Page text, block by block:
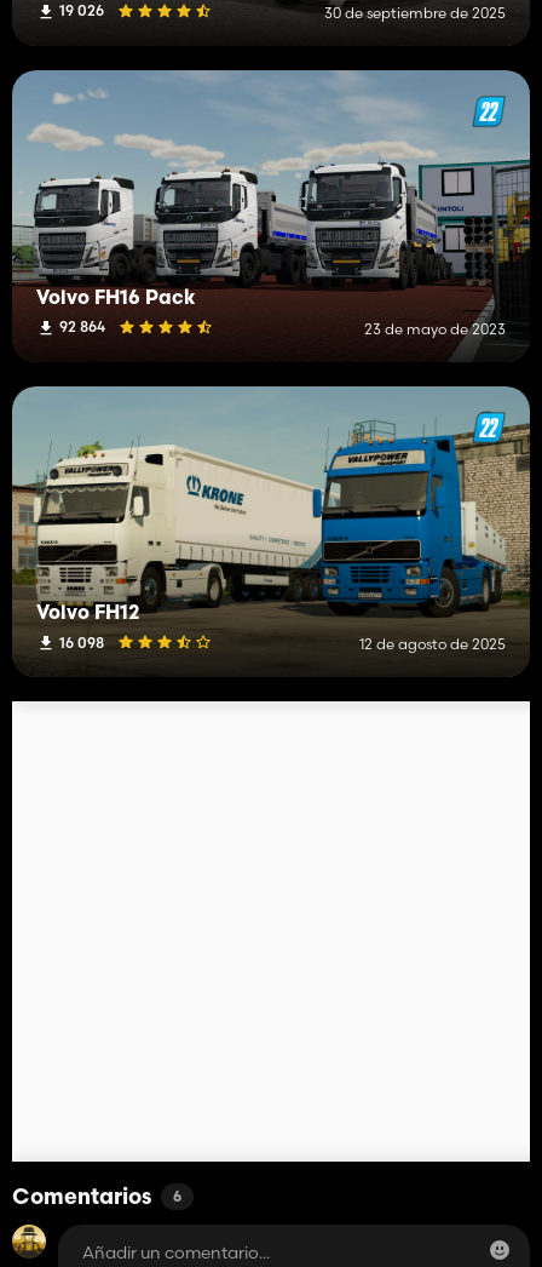
19 026 30 de septiembre de 2025
Volvo FH16 Pack
92 864 23 de mayo de 2023
Volvo FH12
16 098 12 de agosto de 2025
Comentarios 6